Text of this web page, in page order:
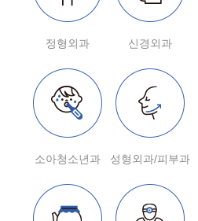
정형외과 신경외과
소아청소년과 성형외과/피부과